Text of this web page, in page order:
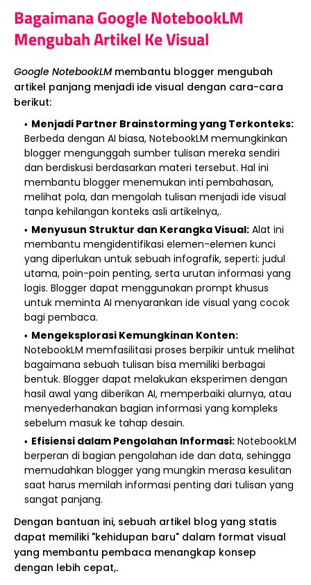
Bagaimana Google NotebookLM
Mengubah Artikel Ke Visual
Google NotebookLMmembantu blogger mengubah
artikel panjang menjadi ide visual dengan cara-cara
berikut:
Menjadi Partner Brainstorming yang Terkonteks:
Berbeda dengan AI biasa, NotebookLM memungkinkan
blogger mengunggah sumber tulisan mereka sendiri
dan berdiskusi berdasarkan materi tersebut. Hal ini
membantu blogger menemukan inti pembahasan,
melihat pola, dan mengolah tulisan menjadi ide visual
tanpa kehilangan konteks asli artikelnya,.
Menyusun Struktur dan Kerangka Visual: Alat ini
membantu mengidentifikasi elemen-elemen kunci
yang diperlukan untuk sebuah infografik, seperti: judul
utama, poin-poin penting, serta urutan informasi yang
logis. Blogger dapat menggunakan prompt khusus
untuk meminta AI menyarankan ide visual yang cocok
bagi pembaca.
Mengeksplorasi Kemungkinan Konten:
NotebookLM memfasilitasi proses berpikir untuk melihat
bagaimana sebuah tulisan bisa memiliki berbagai
bentuk. Blogger dapat melakukan eksperimen dengan
hasil awal yang diberikan AI, memperbaiki alurnya, atau
menyederhanakan bagian informasi yang kompleks
sebelum masuk ke tahap desain.
Efisiensi dalam Pengolahan Informasi: NotebookLM
berperan di bagian pengolahan ide dan data, sehingga
memudahkan blogger yang mungkin merasa kesulitan
saat harus memilah informasi penting dari tulisan yang
sangat panjang.
Dengan bantuan ini, sebuah artikel blog yang statis
dapat memiliki "kehidupan baru" dalam format visual
yang membantu pembaca menangkap konsep
dengan lebih cepat,.